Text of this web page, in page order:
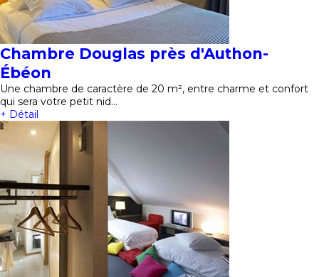
Chambre Douglas près d'Authon-
Ébéon
Une chambre de caractère de 20 m², entre charme et confort
qui sera votre petit nid…
+ Détail